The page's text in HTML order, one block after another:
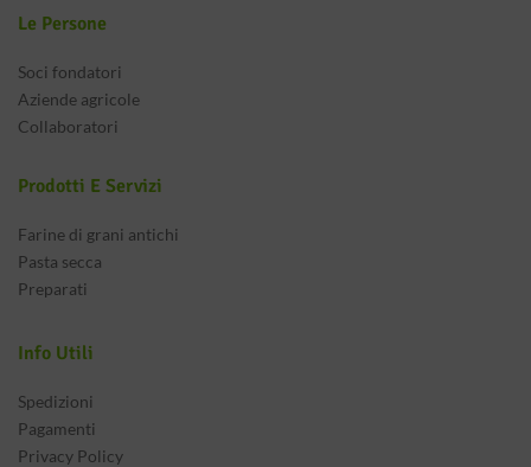
Le Persone
Soci fondatori
Aziende agricole
Collaboratori
Prodotti E Servizi
Farine di grani antichi
Pasta secca
Preparati
Info Utili
Spedizioni
Pagamenti
Privacy Policy